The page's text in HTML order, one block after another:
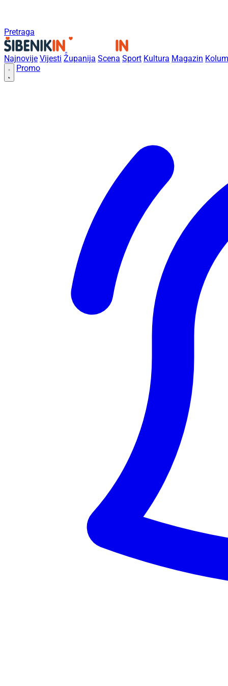
Pretraga
Najnovije Vijesti Županija Scena Sport Kultura Magazin
Promo